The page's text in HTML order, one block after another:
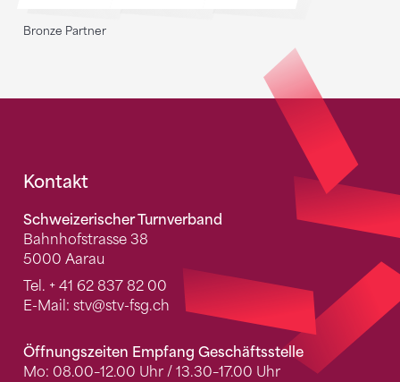
Bronze Partner
Fusszeile
Kontakt
Schweizerischer Turnverband
Bahnhofstrasse 38
5000 Aarau
Tel. + 41 62 837 82 00
E-Mail: stv@stv-fsg.ch
Öffnungszeiten Empfang Geschäftsstelle
Mo: 08.00–12.00 Uhr / 13.30–17.00 Uhr